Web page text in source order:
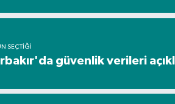
SEÇTIĞI
güvenlik verileri